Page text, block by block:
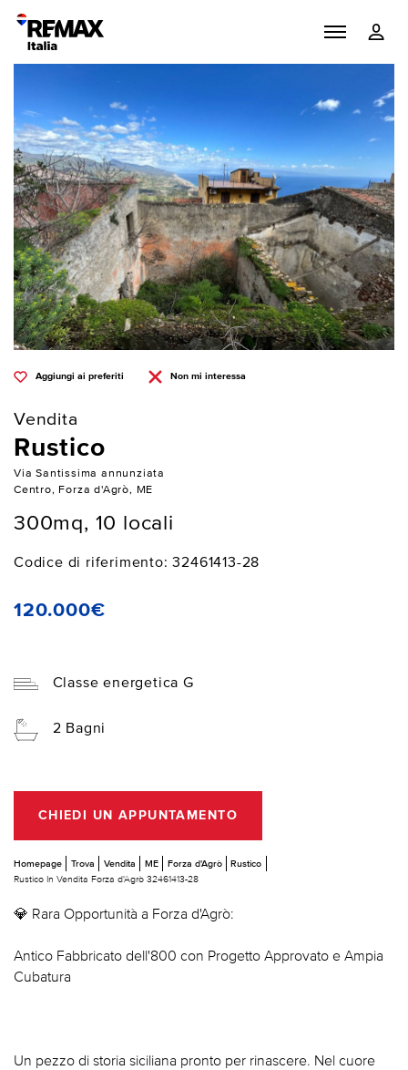
Aggiungi ai preferiti Non mi interessa
Vendita
Rustico
Via Santissima annunziata
Centro, Forza d'Agrò, ME
300mq, 10 locali
Codice di riferimento: 32461413-28
120.000€
Classe energetica G
2 Bagni
CHIEDI UN APPUNTAMENTO
Homepage Trova Vendita ME Forza d'Agrò
Rustico
Rustico In Vendita Forza d'Agrò 32461413-28
💎 Rara Opportunità a Forza d'Agrò:
Antico Fabbricato dell'800 con Progetto Approvato e Ampia
Cubatura
Un pezzo di storia siciliana pronto per rinascere. Nel cuore